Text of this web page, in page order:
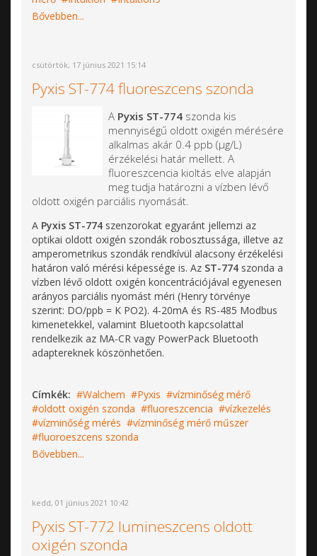
Bővebben...
csütörtök, 17 június 2021 15:14
Pyxis ST-774 fluoreszcens szonda
A Pyxis ST-774 szonda kis
mennyiségű oldott oxigén mérésére
alkalmas akár 0.4 ppb (µg/L)
érzékelési határ mellett. A
fluoreszcencia kioltás elve alapján
meg tudja határozni a vízben lévő
oldott oxigén parciális nyomását.
A Pyxis ST-774 szenzorokat egyaránt jellemzi az
optikai oldott oxigén szondák robosztussága, illetve az
amperometrikus szondák rendkívül alacsony érzékelési
határon való mérési képessége is. Az ST-774 szonda a
vízben lévő oldott oxigén koncentrációjával egyenesen
arányos parciális nyomást méri (Henry törvénye
szerint: DO/ppb = K PO2). 4-20mA és RS-485 Modbus
kimenetekkel, valamint Bluetooth kapcsolattal
rendelkezik az MA-CR vagy PowerPack Bluetooth
adaptereknek köszönhetően.
Címkék: Walchem Pyxis
vízminőség mérő
oldott oxigén szonda
fluoreszcencia
vízkezelés
vízminőség mérés
vízminőség mérő műszer
fluoroeszcens szonda
Bővebben...
kedd, 01 június 2021 10:42
Pyxis ST-772 lumineszcens oldott
oxigén szonda